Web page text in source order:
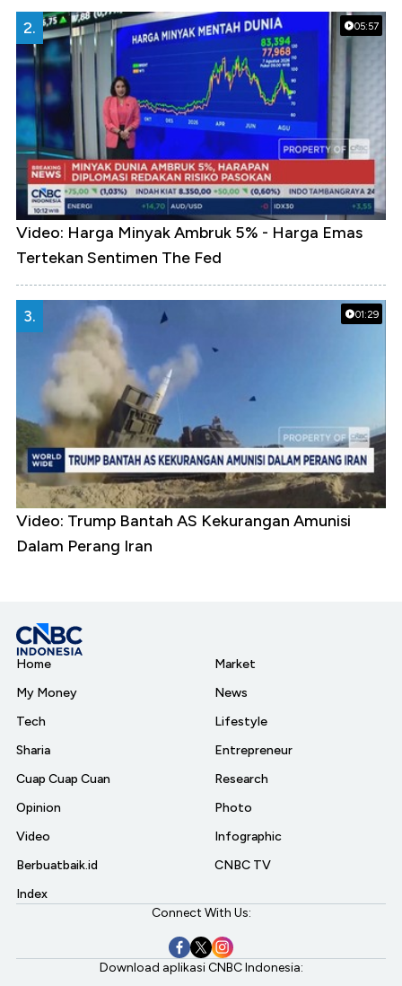
05:57
2.
Video: Harga Minyak Ambruk 5% - Harga Emas
Tertekan Sentimen The Fed
01:29
3.
Video: Trump Bantah AS Kekurangan Amunisi
Dalam Perang Iran
Home
My Money
Tech
Sharia
Cuap Cuap Cuan
Opinion
Video
Berbuatbaik.id
Index
Market
News
Lifestyle
Entrepreneur
Research
Photo
Infographic
CNBC TV
Connect With Us:
Download aplikasi CNBC Indonesia: